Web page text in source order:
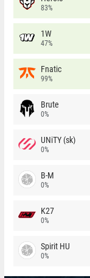
83%
1W
47%
Fnatic
99%
Brute
0%
UNiTY (sk)
0%
B-M
0%
K27
0%
Spirit HU
0%